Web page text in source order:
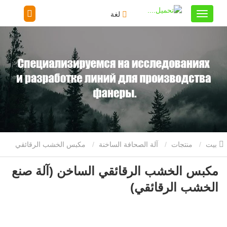
لغة
منتجات آلة الصحافة الساخنة مكبس الخشب الرقائقي
الساخن (آلة صنع الخشب الرقائقي)
مكبس الخشب الرقائقي الساخن (آلة صنع
الخشب الرقائقي)